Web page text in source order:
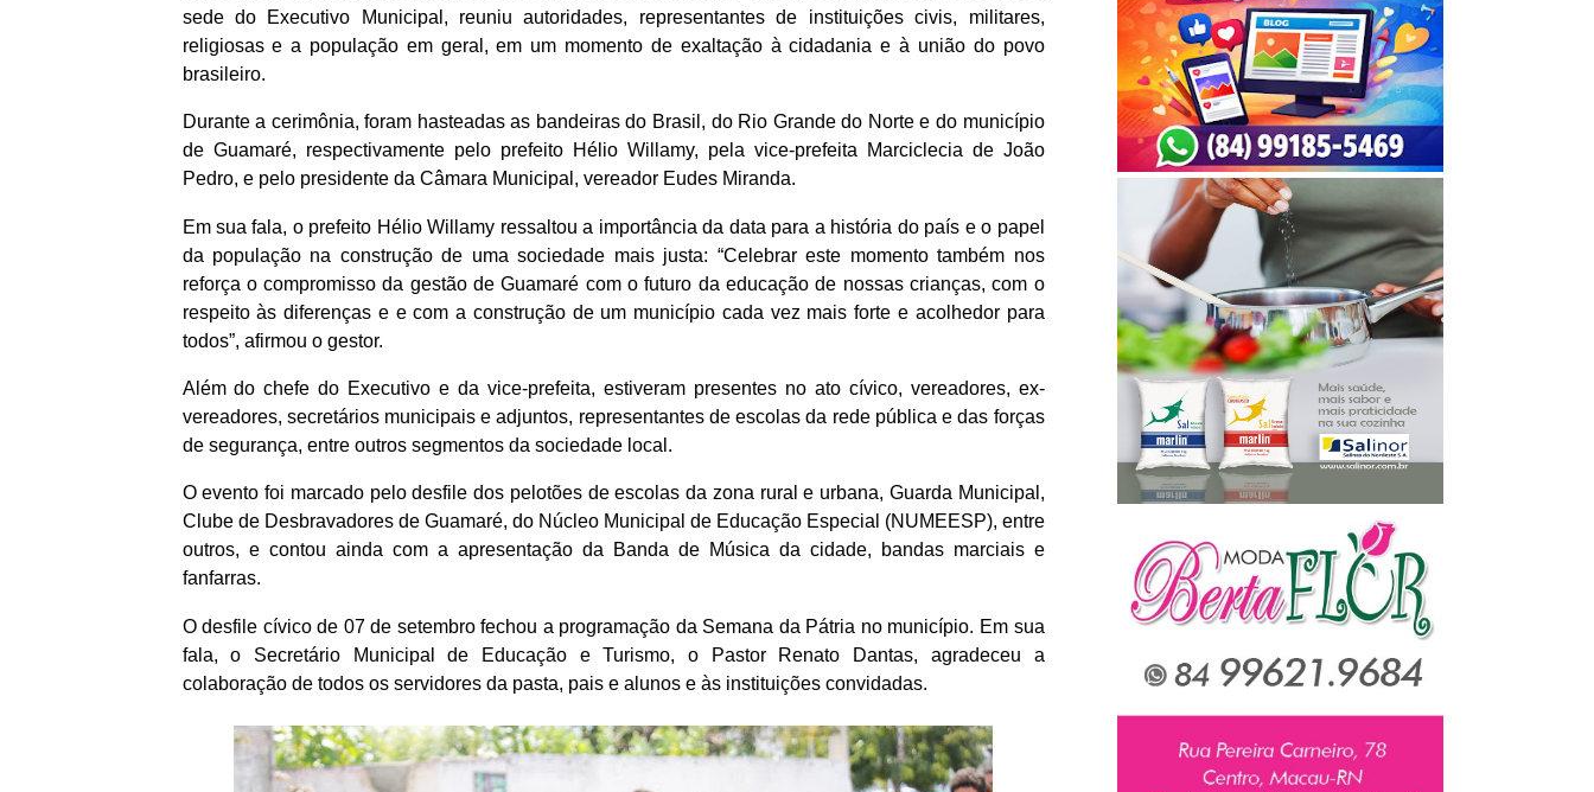
sede do Executivo Municipal, reuniu autoridades, representantes de instituições civis, militares,
religiosas e a população em geral, em um momento de exaltação à cidadania e à união do povo
brasileiro.
Durante a cerimônia, foram hasteadas as bandeiras do Brasil, do Rio Grande do Norte e do município
de Guamaré, respectivamente pelo prefeito Hélio Willamy, pela vice-prefeita Marciclecia de João
Pedro, e pelo presidente da Câmara Municipal, vereador Eudes Miranda.
Em sua fala, o prefeito Hélio Willamy ressaltou a importância da data para a história do país e o papel
da população na construção de uma sociedade mais justa: “Celebrar este momento também nos
reforça o compromisso da gestão de Guamaré com o futuro da educação de nossas crianças, com o
respeito às diferenças e e com a construção de um município cada vez mais forte e acolhedor para
todos”, afirmou o gestor.
Além do chefe do Executivo e da vice-prefeita, estiveram presentes no ato cívico, vereadores, ex-
vereadores, secretários municipais e adjuntos, representantes de escolas da rede pública e das forças
de segurança, entre outros segmentos da sociedade local.
O evento foi marcado pelo desfile dos pelotões de escolas da zona rural e urbana, Guarda Municipal,
Clube de Desbravadores de Guamaré, do Núcleo Municipal de Educação Especial (NUMEESP), entre
outros, e contou ainda com a apresentação da Banda de Música da cidade, bandas marciais e
fanfarras.
O desfile cívico de 07 de setembro fechou a programação da Semana da Pátria no município. Em sua
fala, o Secretário Municipal de Educação e Turismo, o Pastor Renato Dantas, agradeceu a
colaboração de todos os servidores da pasta, pais e alunos e às instituições convidadas.